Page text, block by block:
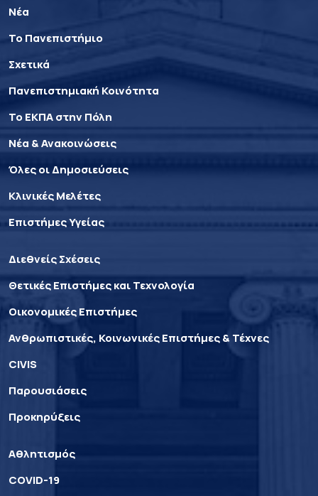
Νέα
Το Πανεπιστήμιο
Σχετικά
Πανεπιστημιακή Κοινότητα
Το ΕΚΠΑ στην Πόλη
Νέα & Ανακοινώσεις
Όλες οι Δημοσιεύσεις
Κλινικές Μελέτες
Επιστήμες Υγείας
Διεθνείς Σχέσεις
Θετικές Επιστήμες και Τεχνολογία
Οικονομικές Επιστήμες
Ανθρωπιστικές, Κοινωνικές Επιστήμες & Τέχνες
CIVIS
Παρουσιάσεις
Προκηρύξεις
Αθλητισμός
COVID-19